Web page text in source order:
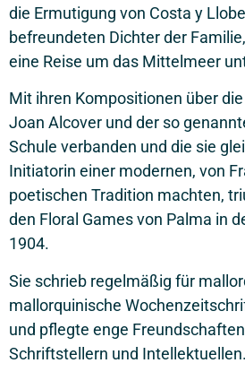
die Ermutigung von Costa y
befreundeten Dichter der
eine Reise um das Mittelmeer
Mit ihren Kompositionen über
Joan Alcover und der so
Schule verbanden und die sie
Initiatorin einer modernen, von
poetischen Tradition machten,
den Floral Games von Palma in
1904.
Sie schrieb regelmäßig für
mallorquinische
und pflegte enge
Schriftstellern und Intellektuellen.